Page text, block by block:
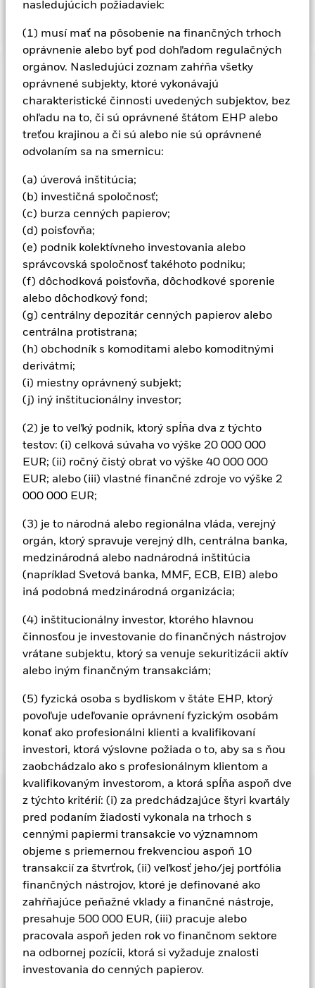
nasledujúcich požiadaviek:
(1) musí mať na pôsobenie na finančných trhoch
oprávnenie alebo byť pod dohľadom regulačných
orgánov. Nasledujúci zoznam zahŕňa všetky
oprávnené subjekty, ktoré vykonávajú
charakteristické činnosti uvedených subjektov, bez
ohľadu na to, či sú oprávnené štátom EHP alebo
treťou krajinou a či sú alebo nie sú oprávnené
odvolaním sa na smernicu:
(a) úverová inštitúcia;
(b) investičná spoločnosť;
(c) burza cenných papierov;
(d) poisťovňa;
(e) podnik kolektívneho investovania alebo
správcovská spoločnosť takéhoto podniku;
(f) dôchodková poisťovňa, dôchodkové sporenie
alebo dôchodkový fond;
(g) centrálny depozitár cenných papierov alebo
centrálna protistrana;
(h) obchodník s komoditami alebo komoditnými
derivátmi;
(i) miestny oprávnený subjekt;
(j) iný inštitucionálny investor;
(2) je to veľký podnik, ktorý spĺňa dva z týchto
testov: (i) celková súvaha vo výške 20 000 000
EUR; (ii) ročný čistý obrat vo výške 40 000 000
EUR; alebo (iii) vlastné finančné zdroje vo výške 2
000 000 EUR;
(3) je to národná alebo regionálna vláda, verejný
orgán, ktorý spravuje verejný dlh, centrálna banka,
medzinárodná alebo nadnárodná inštitúcia
(napríklad Svetová banka, MMF, ECB, EIB) alebo
iná podobná medzinárodná organizácia;
(4) inštitucionálny investor, ktorého hlavnou
činnosťou je investovanie do finančných nástrojov
vrátane subjektu, ktorý sa venuje sekuritizácii aktív
alebo iným finančným transakciám;
(5) fyzická osoba s bydliskom v štáte EHP, ktorý
povoľuje udeľovanie oprávnení fyzickým osobám
konať ako profesionálni klienti a kvalifikovaní
investori, ktorá výslovne požiada o to, aby sa s ňou
zaobchádzalo ako s profesionálnym klientom a
kvalifikovaným investorom, a ktorá spĺňa aspoň dve
z týchto kritérií: (i) za predchádzajúce štyri kvartály
pred podaním žiadosti vykonala na trhoch s
cennými papiermi transakcie vo významnom
objeme s priemernou frekvenciou aspoň 10
transakcií za štvrťrok, (ii) veľkosť jeho/jej portfólia
finančných nástrojov, ktoré je definované ako
zahŕňajúce peňažné vklady a finančné nástroje,
presahuje 500 000 EUR, (iii) pracuje alebo
pracovala aspoň jeden rok vo finančnom sektore
na odbornej pozícii, ktorá si vyžaduje znalosti
investovania do cenných papierov.
základnou menou denominovanou v amerických dolároch.
príjmov z nich môže klesať aj stúpať a nie je zaručená.
Investori nesmú získať späť pôvodne investovanú sumu.
Cenné papiere s fixným príjmom mimo investícií sú citlivejšie
na poplatky za úrokové sadzby a predstavujú vyššie „Úverové
riziko“ ako vyššie hodnotené cenné papier s fixným príjmom.
založené na hypotékach podliehajú rovnakým rizikám aké sú
popísané pri cenných papieroch s fixným príjmom. Tieto
nástroje môžu podliehať „riziku likvidity“, majú vyššie úrovne
pôžičiek a nemusia plne odrážať hodnotu základných aktív.
Menové riziko: Fond investuje do ostatných mien. Zmeny
výmenných kurzov preto ovplyvnia hodnotu investície.
Deriváty môžu byť vysoko citlivé na zmeny hodnoty aktíva, na
ktorom sú založené a môžu zvýšiť veľkosť strát a ziskov, ktoré
spôsobujú vyššie výkyvy hodnoty fondu. Vplyv na fond môže
byť väčší, ak sa deriváty používajú rozsiahlym alebo zložitým
spôsobom. Fond sa snaží vylúčiť spoločnosti zaoberajúce sa
určitými činnosťami, ktoré sú v rozpore s kritériami ESG.
Investori by preto pred investovaním do Fondu mali učiniť
osobné etické zhodnotenie princípov výberu podľa kritérií
ESG. Taký výber podľa kritérií ESG môže mať negatívny dopad
na hodnotu investícií do Fondu v porovnaní s fondom bez
Všetky menovo zabezpečené triedy akcií tohto fondu
používajú deriváty na zabezpečenie menového rizika. Použitie
potenciálne riziko nákazy (známe aj ako „spill-over“) pre iné
triedy akcií vo fonde. Správcovská spoločnosť zabezpečí, aby
boli zavedené vhodné postupy na minimalizáciu rizika nákazy
pod názvom fondu zobrazíte zoznam všetkých tried akcií
fondu – triedy akcií so zaistením meny sú označené slovom
„Hedged“ v názve triedy akcií. Úplný zoznam všetkých tried
akcií zabezpečených voči menám je okrem toho k dispozícii na
vyžiadanie od správcovskej spoločnosti
papierov s cieľom znížiť náklady, fond získa 62,5 % z
vytvorených súvisiacich príjmov a zvyšných 37,5 % získa
spoločnosť BlackRock ako sprostredkovateľ požičiavania
cenných papierov. Keďže rozdelenie výnosov z požičiavania
bolo vylúčené z priebežných poplatkov.
Zobraziť menej
BGF Euro Flexible Income Bond Fund
Výkonnosť
Tabuľka
Zobraziť celú tabuľku
Výnosy
Tento graf zobrazuje výkonnosť produktu ako
Cenné papiere s fixným príjmom mimo investícií sú citlivejšie
na zmenu úrokovej sadzby a predstavujú vyššie „Úverové
riziko“ ako vyššie hodnotené cenné papier s fixným príjmom.
Cenné papiere založené na aktívach a cenné papiere
založené na hypotékach podliehajú rovnakým rizikám aké sú
popísané pri cenných papieroch s fixným príjmom. Tieto
nástroje môžu podliehať „riziku likvidity“, majú vyššie úrovne
pôžičiek a nemusia plne odrážať hodnotu podkladových aktív.
Menové riziko: Fond investuje do ostatných mien. Zmeny
výmenných kurzov preto ovplyvnia hodnotu investície.
Deriváty môžu byť vysoko citlivé na zmeny hodnoty aktíva, na
ktorom sú založené a môžu zvýšiť veľkosť strát a ziskov, ktoré
spôsobujú vyššie výkyvy hodnoty fondu. Vplyv na fond môže
Hlavné fakty
k 06-aug-26
Dátum spustenia fondu
Základná mena fondu
Porovnávacia referenčná
hodnota 1
BBG Euro Aggregate Index
Ukazovateľ rizika
Počet držieb
k 30-jún-26
1090
k 30-jún-26
Ukazovateľ rizika
Držby
k 30-jún-26
Rozdelenia expozície